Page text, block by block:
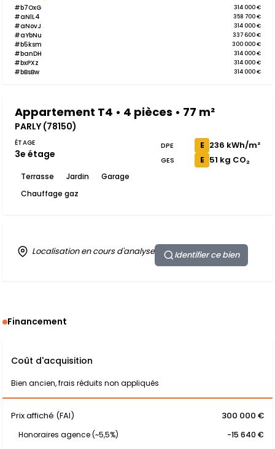
#b7OxG 314 000 €
#aNlL4 358 700 €
#aNovJ 314 000 €
#aYbNu 337 600 €
#b5ksm 300 000 €
#banDH 314 000 €
#bxPXz 314 000 €
#bBsBw 314 000 €
Appartement T4 • 4 pièces • 77 m²
PARLY (78150)
ÉTAGE
3e étage
Terrasse Jardin
Garage
Chauffage gaz
DPE E 236 kWh/m²
GES E 51 kg CO₂
Localisation en cours d'analyse Identifier ce bien
Financement
Coût d'acquisition
Bien ancien, frais réduits non appliqués
Prix affiché (FAI) 300 000 €
Honoraires agence (~5,5%)
-15 640 €